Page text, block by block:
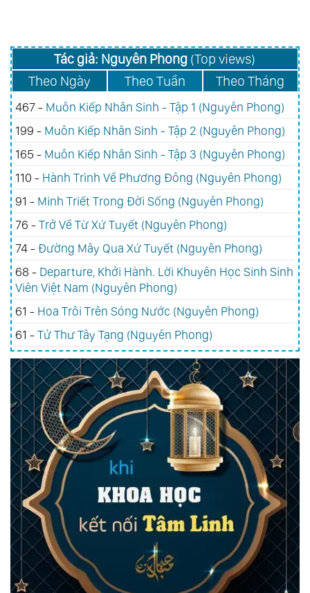
Tác giả: Nguyên Phong (Top views)
Theo Ngày
Theo Tuần Theo Tháng
467 - Muôn Kiếp Nhân Sinh - Tập 1 (Nguyên Phong)
199 - Muôn Kiếp Nhân Sinh - Tập 2 (Nguyên Phong)
165 - Muôn Kiếp Nhân Sinh - Tập 3 (Nguyên Phong)
110 - Hành Trình Về Phương Đông (Nguyên Phong)
91 - Minh Triết Trong Đời Sống (Nguyên Phong)
76 -Trở Về Từ Xứ Tuyết (Nguyên Phong)
74 -Đường Mây Qua Xứ Tuyết (Nguyên Phong)
68 - Departure, Khởi Hành. Lời Khuyên Học Sinh Sinh
Viên Việt Nam (Nguyên Phong)
61 - Hoa Trôi Trên Sóng Nước (Nguyên Phong)
61 -Tử Thư Tây Tạng (Nguyên Phong)